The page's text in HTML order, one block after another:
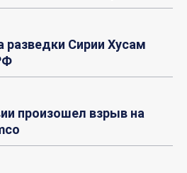
разведки Сирии Хусам
произошел взрыв на